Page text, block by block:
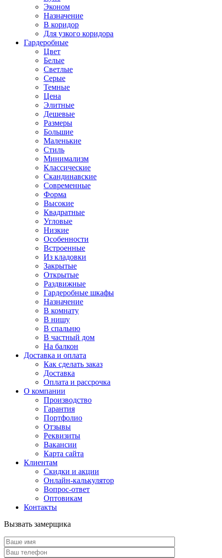
Эконом
Назначение
В коридор
Для узкого коридора
Гардеробные
Цвет
Белые
Светлые
Серые
Темные
Цена
Элитные
Дешевые
Размеры
Большие
Маленькие
Стиль
Минимализм
Классические
Скандинавские
Современные
Форма
Высокие
Квадратные
Угловые
Низкие
Особенности
Встроенные
Из кладовки
Закрытые
Открытые
Раздвижные
Гардеробные шкафы
Назначение
В комнату
В нишу
В спальню
В частный дом
На балкон
Доставка и оплата
Как сделать заказ
Доставка
Оплата и рассрочка
О компании
Производство
Гарантия
Портфолио
Отзывы
Реквизиты
Вакансии
Карта сайта
Клиентам
Скидки и акции
Онлайн-калькулятор
Вопрос-ответ
Оптовикам
Контакты
Вызвать замерщика